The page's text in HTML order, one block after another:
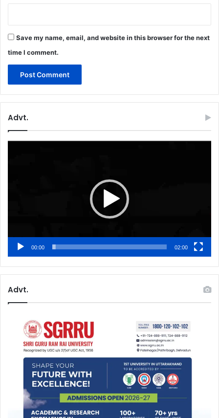
Save my name, email, and website in this browser for the next
time I comment.
Advt.
00:00 02:00
Advt.